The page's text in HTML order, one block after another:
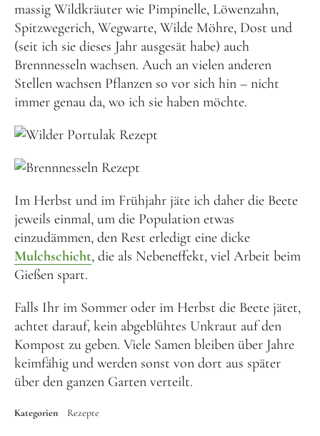
massig Wildkräuter wie Pimpinelle, Löwenzahn,
Spitzwegerich, Wegwarte, Wilde Möhre, Dost und
(seit ich sie dieses Jahr ausgesät habe) auch
Brennnesseln wachsen. Auch an vielen anderen
Stellen wachsen Pflanzen so vor sich hin – nicht
immer genau da, wo ich sie haben möchte.
Im Herbst und im Frühjahr jäte ich daher die Beete
jeweils einmal, um die Population etwas
einzudämmen, den Rest erledigt eine dicke
Mulchschicht, die als Nebeneffekt, viel Arbeit beim
Gießen spart.
Falls Ihr im Sommer oder im Herbst die Beete jätet,
achtet darauf, kein abgeblühtes Unkraut auf den
Kompost zu geben. Viele Samen bleiben über Jahre
keimfähig und werden sonst von dort aus später
über den ganzen Garten verteilt.
Kategorien Rezepte